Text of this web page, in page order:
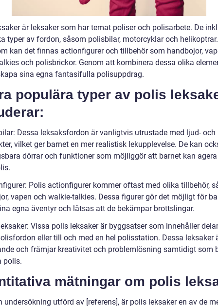
är leksaker som har temat poliser och polisarbete. De
typer av fordon, såsom polisbilar, motorcyklar och helikoptrar.
kan det finnas actionfigurer och tillbehör som handbojor,
och polisbrickor. Genom att kombinera dessa olika
sina egna fantasifulla polisuppdrag.
populära typer av polis
Dessa leksaksfordon är vanligtvis utrustade med ljud- och
vilket ger barnet en mer realistisk lekupplevelse. De kan
dörrar och funktioner som möjliggör att barnet kan
Polis actionfigurer kommer oftast med olika tillbehör,
vapen och walkie-talkies. Dessa figurer gör det möjligt för
egna äventyr och låtsas att de bekämpar brottslingar.
Vissa polis leksaker är byggsatser som innehåller
eller till och med en hel polisstation. Dessa leksaker
och främjar kreativitet och problemlösning samtidigt som
polis.
mätningar om polis
undersökning utförd av [referens], är polis leksaker en av de